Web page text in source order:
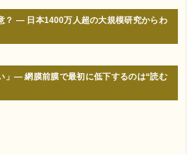
？ ― 日本1400万人超の大規模研究からわ
」― 網膜前膜で最初に低下するのは“読む